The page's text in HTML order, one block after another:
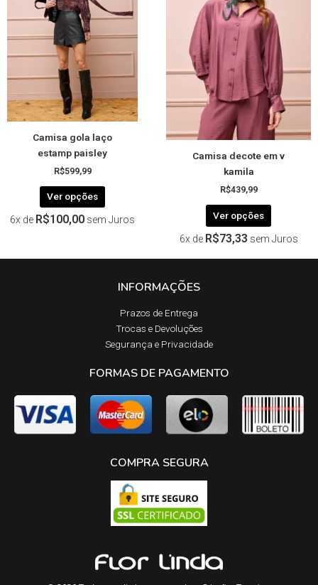
Camisa gola laço
estamp paisley
R$599,99
Ver opções
variantes.
As
ser
escolhidas
na
página
do
produto
6x de R$100,00 sem Juros
Camisa decote em v
kamila
R$439,99
Ver opções
variantes.
As
opções
podem
ser
escolhidas
na
página
do
produto
6x de R$73,33 sem Juros
INFORMAÇÕES
Prazos de Entrega​
Trocas e Devoluções​
Segurança e Privacidade
FORMAS DE PAGAMENTO
COMPRA SEGURA